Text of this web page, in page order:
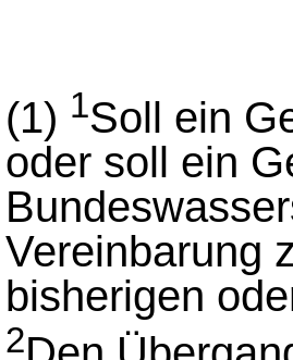
(1) 1Soll ein
oder soll ein
Vereinbarung
bisherigen
2